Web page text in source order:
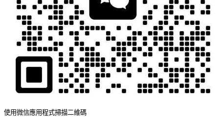
使用微信應用程式掃描二維碼